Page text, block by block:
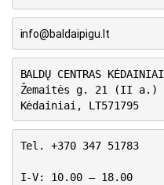
info@baldaipigu.lt
BALDŲ CENTRAS KĖDAINIAI
Žemaitės g. 21 (II a.)
Kėdainiai, LT571795
Tel. +370 347 51783
I-V: 10.00 – 18.00